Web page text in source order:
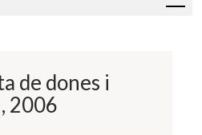
de dones i
2006